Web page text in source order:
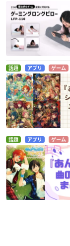
話題 アプリ ゲーム
話題 アプリ ゲーム